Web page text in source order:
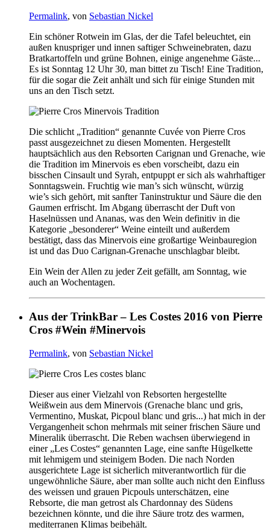
Permalink, von Sebastian Nickel
Ein schöner Rotwein im Glas, der die Tafel beleuchtet, ein
außen knuspriger und innen saftiger Schweinebraten, dazu
Bratkartoffeln und grüne Bohnen, einige angenehme Gäste...
Es ist Sonntag 12 Uhr 30, man bittet zu Tisch! Eine Tradition,
für die sogar die Zeit anhält und sich für einige Stunden mit
uns an den Tisch setzt.
Die schlicht „Tradition“ genannte Cuvée von Pierre Cros
passt ausgezeichnet zu diesen Momenten. Hergestellt
hauptsächlich aus den Rebsorten Carignan und Grenache, wie
die Tradition im Minervois es eben vorscheibt, dazu ein
bisschen Cinsault und Syrah, entpuppt er sich als wahrhaftiger
Sonntagswein. Fruchtig wie man’s sich wünscht, würzig
wie’s sich gehört, mit sanfter Taninstruktur und Säure die den
Gaumen erfrischt. Im Abgang überrascht der Duft von
Haselnüssen und Ananas, was den Wein definitiv in die
Kategorie „besonderer“ Weine einteilt und außerdem
bestätigt, dass das Minervois eine großartige Weinbauregion
ist und das Duo Carignan-Grenache unschlagbar bleibt.
Ein Wein der Allen zu jeder Zeit gefällt, am Sonntag, wie
auch an Wochentagen.
Aus der TrinkBar – Les Costes 2016 von Pierre
Cros #Wein #Minervois
Permalink, von Sebastian Nickel
Dieser aus einer Vielzahl von Rebsorten hergestellte
Weißwein aus dem Minervois (Grenache blanc und gris,
Vermentino, Muskat, Picpoul blanc und gris...) hat mich in der
Vergangenheit schon mehrmals mit seiner frischen Säure und
Mineralik überrascht. Die Reben wachsen überwiegend in
einer „Les Costes“ genannten Lage, eine sanfte Hügelkette
mit lehmigem und steinigem Boden. Die nach Norden
ausgerichtete Lage ist sicherlich mitverantwortlich für die
ungewöhnliche Säure, aber man sollte auch nicht den Einfluss
des weissen und grauen Picpouls unterschätzen, eine
Rebsorte, die man getrost als Chardonnay des Südens
bezeichnen könnte, und die ihre Säure trotz des warmen,
mediterranen Klimas beibehält.